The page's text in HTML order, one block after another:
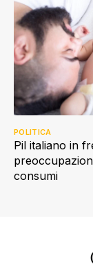
Pil italiano in
consumi
POLITICA